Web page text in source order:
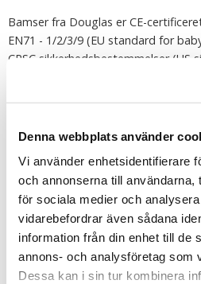
Denna webbplats använder
Vi använder enhetsidentifierare
och annonserna till användarna,
för sociala medier och
vidarebefordrar även sådana
information från din enhet till de
annons- och analysföretag som
Dessa kan i sin tur kombinera
Bamser fra Douglas er CE-
EN71 - 1/2/3/9 (EU standard for
CPSC sikkerhedsbestemmelser (US
Fortælle
Plysdyr
Douglas Toys
Kat plysdyr